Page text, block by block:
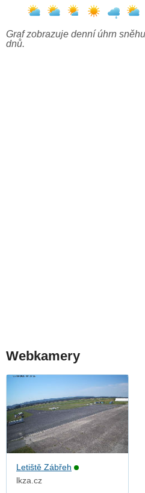
Graf zobrazuje denní úhrn
dnů.
Webkamery
Letiště Zábřeh
lkza.cz